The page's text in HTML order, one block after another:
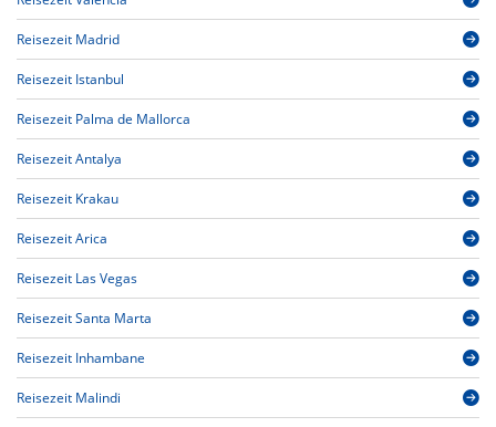
Reisezeit Madrid
Reisezeit Istanbul
Reisezeit Palma de Mallorca
Reisezeit Antalya
Reisezeit Krakau
Reisezeit Arica
Reisezeit Las Vegas
Reisezeit Santa Marta
Reisezeit Inhambane
Reisezeit Malindi